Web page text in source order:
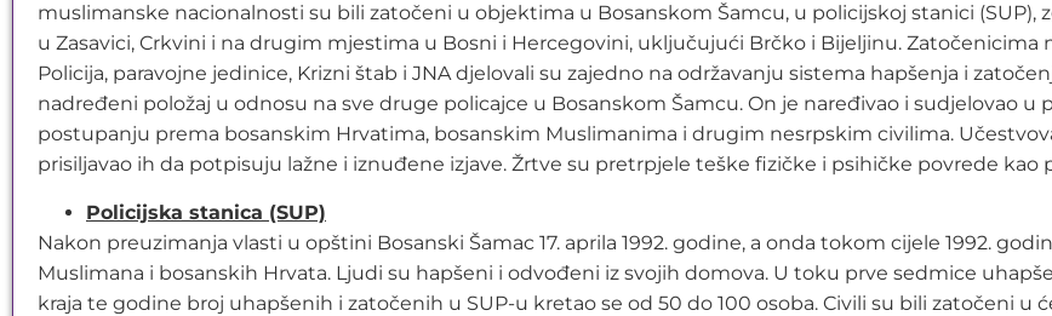
muslimanske nacionalnosti su bili zatočeni u objektima u Bosanskom Šamcu, u policijskoj stanici (SUP),
u Zasavici, Crkvini i na drugim mjestima u Bosni i Hercegovini, uključujući Brčko i Bijeljinu. Zatočenicima
Policija, paravojne jedinice, Krizni štab i JNA djelovali su zajedno na održavanju sistema hapšenja i
nadređeni položaj u odnosu na sve druge policajce u Bosanskom Šamcu. On je naređivao i sudjelovao
postupanju prema bosanskim Hrvatima, bosanskim Muslimanima i drugim nesrpskim civilima.
prisiljavao ih da potpisuju lažne i iznuđene izjave. Žrtve su pretrpjele teške fizičke i psihičke povrede kao
Policijska stanica (SUP)
Nakon preuzimanja vlasti u opštini Bosanski Šamac 17. aprila 1992. godine, a onda tokom cijele 1992.
Muslimana i bosanskih Hrvata. Ljudi su hapšeni i odvođeni iz svojih domova. U toku prve sedmice
kraja te godine broj uhapšenih i zatočenih u SUP-u kretao se od 50 do 100 osoba. Civili su bili zatočeni u